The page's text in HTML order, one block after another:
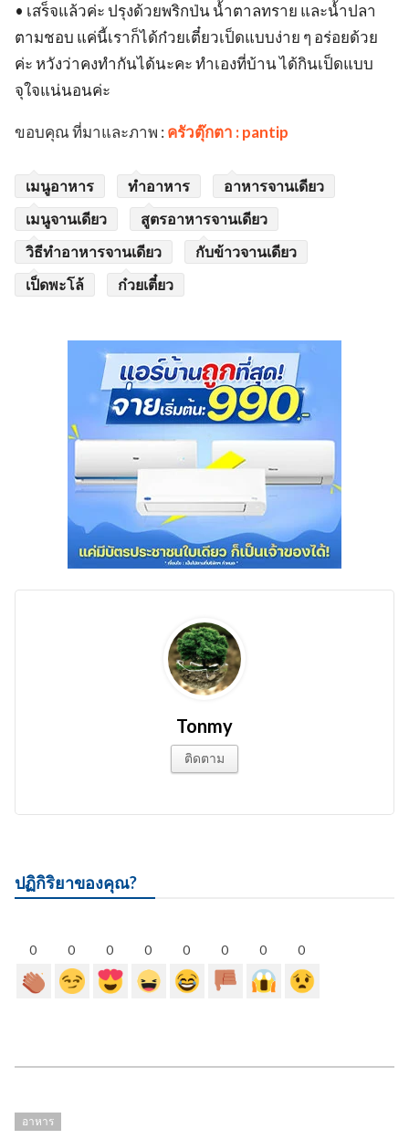
• เสร็จแล้วค่ะ ปรุงด้วยพริกป่น น้ำตาลทราย และน้ำปลา
ตามชอบ แค่นี้เราก็ได้ก๋วยเตี๋ยวเป็ดแบบง่าย ๆ อร่อยด้วย
ค่ะ หวังว่าคงทำกันได้นะคะ ทำเองที่บ้าน ได้กินเป็ดแบบ
จุใจแน่นอนค่ะ
ขอบคุณ ที่มาและภาพ : ครัวตุ๊กตา : pantip
เมนูอาหาร ทำอาหาร
อาหารจานเดียว
เมนูจานเดียว
สูตรอาหารจานเดียว
วิธีทำอาหารจานเดียว
กับข้าวจานเดียว
เป็ดพะโล้
ก๋วยเตี๋ยว
Tonmy
ติดตาม
ปฏิกิริยาของคุณ?
0 0 0 0 0 0 0 0
อาหาร